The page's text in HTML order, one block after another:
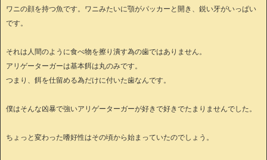
ワニの顔を持つ魚です。ワニみたいに顎がパッカーと開き、鋭い牙がいっぱい
です。
それは人間のように食べ物を擦り潰す為の歯ではありません。
アリゲーターガーは基本餌は丸のみです。
つまり、餌を仕留める為だけに付いた歯なんです。
僕はそんな凶暴で強いアリゲーターガーが好きで好きでたまりませんでした。
ちょっと変わった嗜好性はその頃から始まっていたのでしょう。